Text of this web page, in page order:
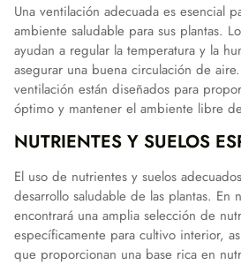
Una ventilación adecuada es esencial
ambiente saludable para sus plantas.
ayudan a regular la temperatura y la
asegurar una buena circulación de
ventilación están diseñados para
óptimo y mantener el ambiente libre
NUTRIENTES Y SUELOS
El uso de nutrientes y suelos
desarrollo saludable de las plantas. En
encontrará una amplia selección de
específicamente para cultivo interior,
que proporcionan una base rica en